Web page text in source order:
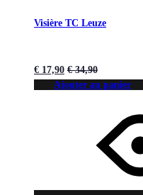
Visière TC Leuze
€ 17,90 €34,90
Ajouter au panier